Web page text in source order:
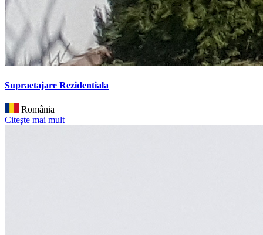
Supraetajare Rezidentiala
România
Citeşte mai mult